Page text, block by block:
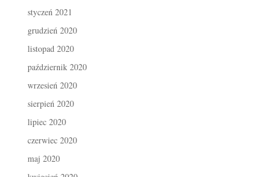
styczeń 2021
grudzień 2020
listopad 2020
październik 2020
wrzesień 2020
sierpień 2020
lipiec 2020
czerwiec 2020
maj 2020